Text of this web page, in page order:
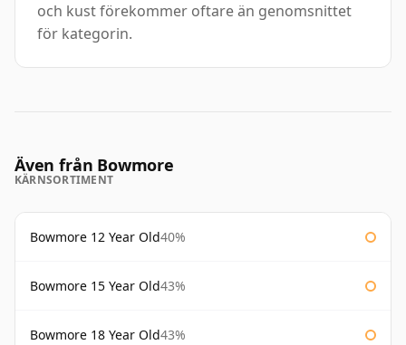
och kust förekommer oftare än genomsnittet
för kategorin.
Även från Bowmore
KÄRNSORTIMENT
Bowmore 12 Year Old40%
Bowmore 15 Year Old43%
Bowmore 18 Year Old43%